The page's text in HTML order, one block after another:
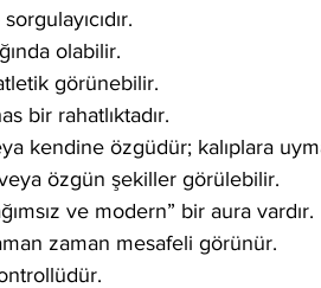
olabilir.
görünebilir.
bir rahatlıktadır.
kendine özgüdür; kalıplara
özgün şekiller görülebilir.
ve modern” bir aura vardır.
zaman mesafeli görünür.